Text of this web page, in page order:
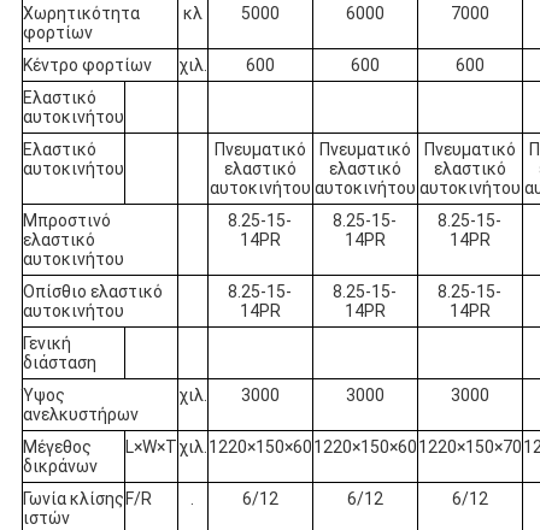
Χωρητικότητα
φορτίων
κλ 5000 6000 7000
Κέντρο φορτίων χιλ. 600 600
600
Ελαστικό
αυτοκινήτου
Ελαστικό
αυτοκινήτου
Πνευματικό
ελαστικό
αυτοκινήτου
Πνευματικό
ελαστικό
αυτοκινήτου
Πνευματικό
ελαστικό
αυτοκινήτου
Μπροστινό
ελαστικό
αυτοκινήτου
8.25-15-
14PR
8.25-15-
14PR
8.25-15-
14PR
Οπίσθιο ελαστικό
αυτοκινήτου
8.25-15-
14PR
8.25-15-
14PR
8.25-15-
14PR
Γενική
διάσταση
Ύψος
ανελκυστήρων
χιλ. 3000 3000 3000
Μέγεθος
δικράνων
L×W×Tχιλ.1220×150×601220×150×601220×150×70
Γωνία κλίσης
ιστών
F/R . 6/12 6/12 6/12